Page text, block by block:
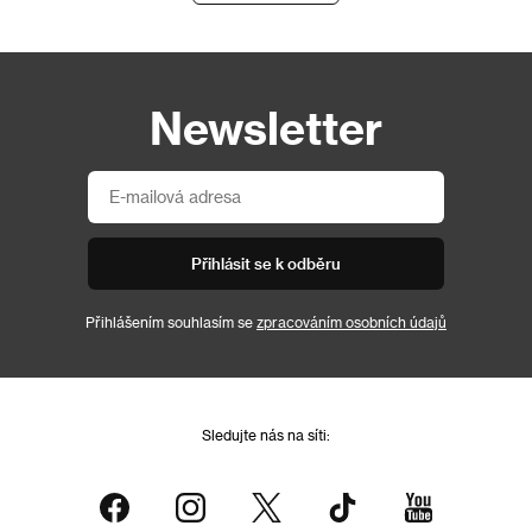
Newsletter
Přihlásit se k odběru
Přihlášením souhlasím se zpracováním osobních údajů
Sledujte nás na síti: